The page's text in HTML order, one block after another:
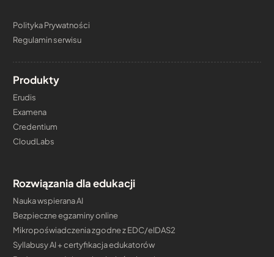
Polityka Prywatności
Regulamin serwisu
Produkty
Erudis
Examena
Credentium
CloudLabs
Rozwiązania dla edukacji
Nauka wspierana AI
Bezpieczne egzaminy online
Mikropoświadczenia zgodne z EDC/eIDAS2
Syllabusy AI + certyfikacja edukatorów